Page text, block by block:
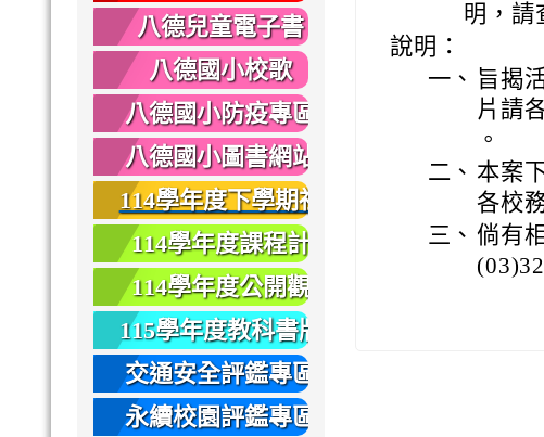
明，請
說明：
一、 旨揭
片請
。
二、 本案
各校
三、 倘有
名
八德兒童電子書
八德國小校歌
八德國小防疫專區
八德國小圖書網站
114學年度下學期社
團報名
114學年度課程計
畫
114學年度公開觀
課
115學年度教科書版
本
交通安全評鑑專區
永續校園評鑑專區